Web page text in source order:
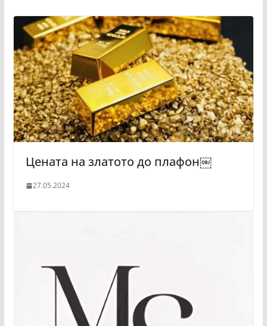
Цената на златото до плафон￼
27.05.2024